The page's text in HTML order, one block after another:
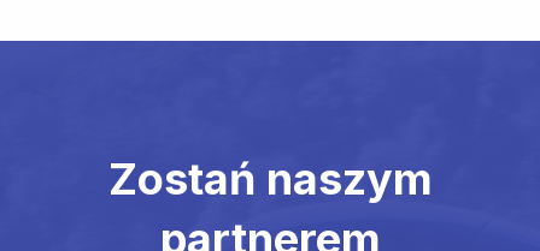
Zostań naszym
partnerem